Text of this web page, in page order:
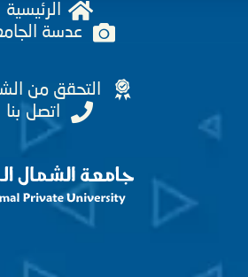
الرئيسية
عدسة الجامعة
التحقق من الشهادة
اتصل بنا